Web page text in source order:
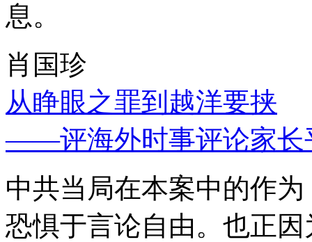
息。
肖国珍
从睁眼之罪到越洋要挟
——评海外时事评论家长
中共当局在本案中的作
恐惧于言论自由。也正